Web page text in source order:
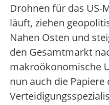
Drohnen für das US-
läuft, ziehen
Nahen Osten und
den Gesamtmarkt
makroökonomische
nun auch die Papiere